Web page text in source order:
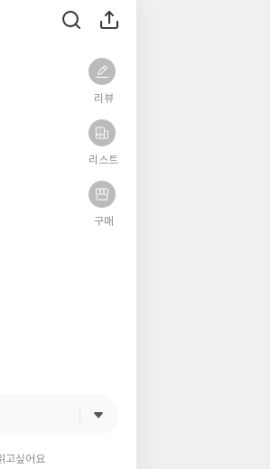
리뷰
리스트
구매
고싶어요